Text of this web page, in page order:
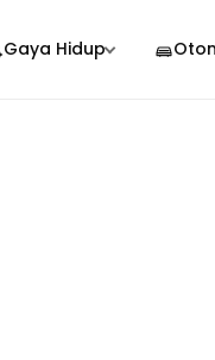
Gaya Hidup